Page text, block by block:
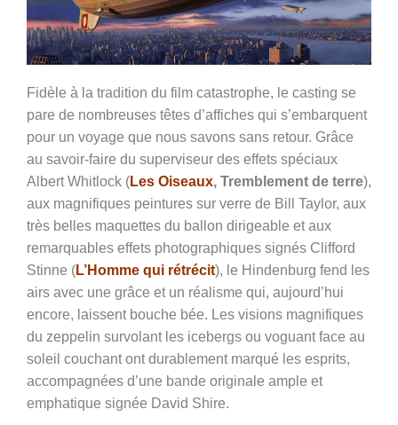
Fidèle à la tradition du film catastrophe, le casting se
pare de nombreuses têtes d’affiches qui s’embarquent
pour un voyage que nous savons sans retour. Grâce
au savoir-faire du superviseur des effets spéciaux
Albert Whitlock (Les Oiseaux, Tremblement de terre),
aux magnifiques peintures sur verre de Bill Taylor, aux
très belles maquettes du ballon dirigeable et aux
remarquables effets photographiques signés Clifford
Stinne (L’Homme qui rétrécit), le Hindenburg fend les
airs avec une grâce et un réalisme qui, aujourd’hui
encore, laissent bouche bée. Les visions magnifiques
du zeppelin survolant les icebergs ou voguant face au
soleil couchant ont durablement marqué les esprits,
accompagnées d’une bande originale ample et
emphatique signée David Shire.